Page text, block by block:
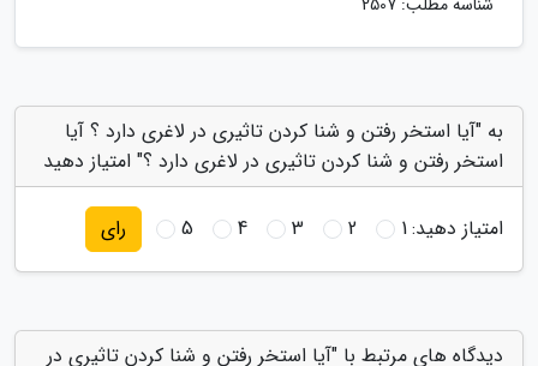
به "آیا استخر رفتن و شنا کردن تاثیری در لاغری دارد ؟ آیا
استخر رفتن و شنا کردن تاثیری در لاغری دارد ؟" امتیاز دهید
امتیاز دهید:1
2
3
4
5 رای
دیدگاه های مرتبط با "آیا استخر رفتن و شنا کردن تاثیری در